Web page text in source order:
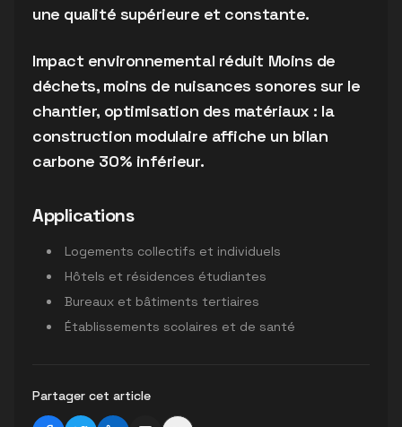
une qualité supérieure et constante.
Impact environnemental réduit Moins de
déchets, moins de nuisances sonores sur le
chantier, optimisation des matériaux : la
construction modulaire affiche un bilan
carbone 30% inférieur.
Applications
Logements collectifs et individuels
Hôtels et résidences étudiantes
Bureaux et bâtiments tertiaires
Établissements scolaires et de santé
Partager cet article